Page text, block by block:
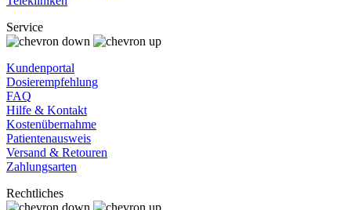
Service
Kundenportal
Dosierempfehlung
FAQ
Hilfe & Kontakt
Kostenübernahme
Patientenausweis
Versand & Retouren
Zahlungsarten
Rechtliches